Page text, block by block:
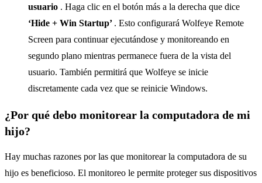
usuario . Haga clic en el botón más a la derecha que dice
‘Hide + Win Startup’ . Esto configurará Wolfeye Remote
Screen para continuar ejecutándose y monitoreando en
segundo plano mientras permanece fuera de la vista del
usuario. También permitirá que Wolfeye se inicie
discretamente cada vez que se reinicie Windows.
¿Por qué debo monitorear la computadora de mi
hijo?
Hay muchas razones por las que monitorear la computadora de su
hijo es beneficioso. El monitoreo le permite proteger sus dispositivos